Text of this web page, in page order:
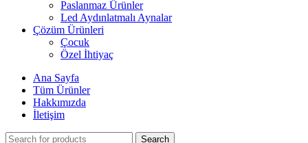
Paslanmaz Ürünler
Led Aydınlatmalı Aynalar
Çözüm Ürünleri
Çocuk
Özel İhtiyaç
Ana Sayfa
Tüm Ürünler
Hakkımızda
İletişim
Search